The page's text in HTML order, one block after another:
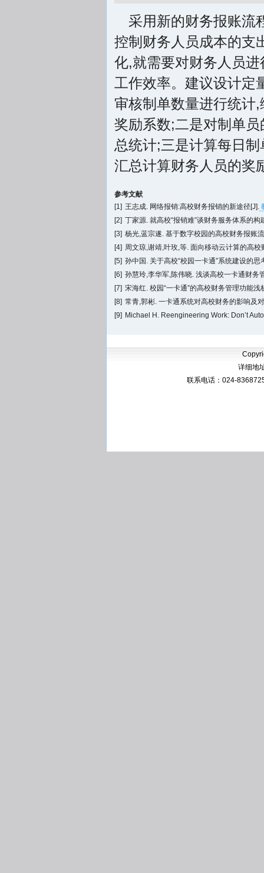
采用新的财务报账流
控制财务人员成本的支
化,就需要对财务人员
工作效率。建议设计定
审核制单数量进行统计
奖励系数;二是对制单
总统计;三是计算每日
汇总计算财务人员的奖
参考文献
[1] 王志成. 网络报销:高校财务报销的新途径[J].
[2] 丁家源. 就高校“报销难”谈财务服务体系的构
[3] 杨光,蓝宗遂. 基于数字校园的高校财务报账
[4] 周文琼,谢靖,叶玫,等. 面向移动云计算的高校
[5] 孙中国. 关于高校“校园一卡通”系统建设的思
[6] 孙慧玲,李华军,陈伟晓. 浅谈高校一卡通财务
[7] 宋海红. 校园“一卡通”的高校财务管理功能浅
[8] 常青,郭彬. 一卡通系统对高校财务的影响及
[9] Michael H. Reengineering Work: Don’t